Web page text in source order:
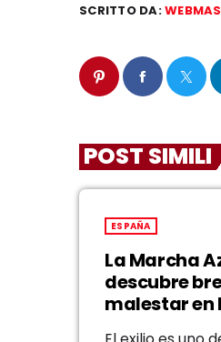
SCRITTO DA:
POST SIMILI
ESPAÑA
La Marcha
descubre
malestar en